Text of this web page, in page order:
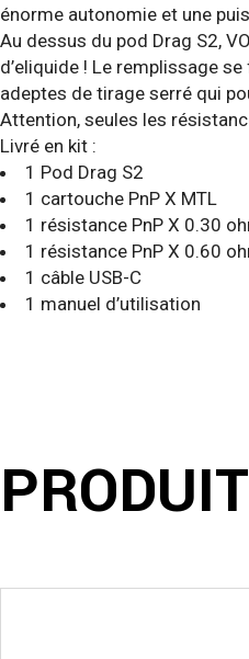
énorme autonomie et une
Au dessus du pod Drag S2,
d’eliquide ! Le remplissage
adeptes de tirage serré qui
Attention, seules les
Livré en kit :
1 Pod Drag S2
1 cartouche PnP X MTL
1 résistance PnP X 0.30
1 résistance PnP X 0.60
1 câble USB-C
1 manuel d’utilisation